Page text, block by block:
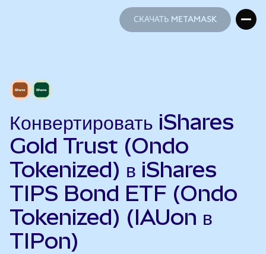
СКАЧАТЬ METAMASK
Конвертировать iShares
Gold Trust (Ondo
Tokenized) в iShares
TIPS Bond ETF (Ondo
Tokenized) (IAUon в
TIPon)